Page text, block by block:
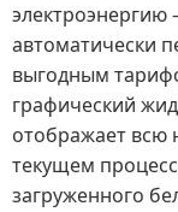
автоматически
выгодным
графический
отображает
текущем
загруженного